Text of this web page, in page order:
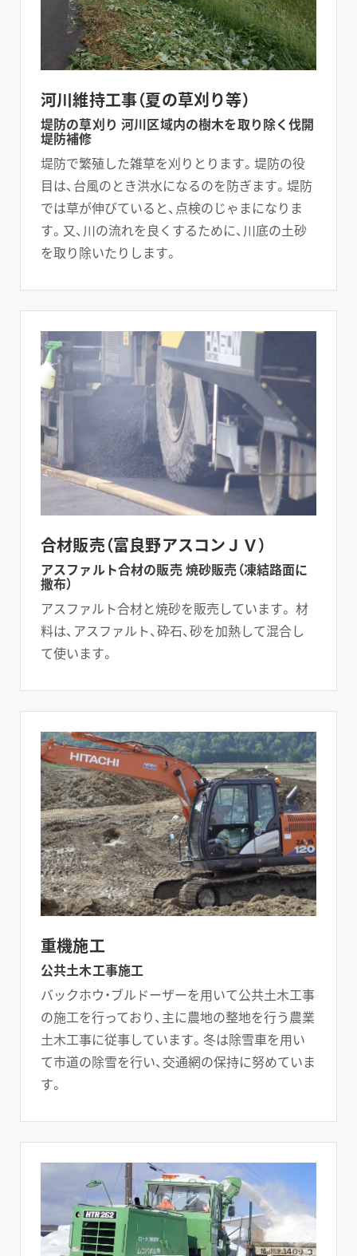
河川維持工事（夏の草刈り等）
堤防の草刈り 河川区域内の樹木を取り除く伐開
堤防補修
堤防で繁殖した雑草を刈りとります。堤防の役
目は、台風のとき洪水になるのを防ぎます。堤防
では草が伸びていると、点検のじゃまになりま
す。又、川の流れを良くするために、川底の土砂
を取り除いたりします。
合材販売（富良野アスコンＪＶ）
アスファルト合材の販売 焼砂販売（凍結路面に
撒布）
アスファルト合材と焼砂を販売しています。 材
料は、アスファルト、砕石、砂を加熱して混合し
て使います。
重機施工
公共土木工事施工
バックホウ・ブルドーザーを用いて公共土木工事
の施工を行っており、主に農地の整地を行う農業
土木工事に従事しています。冬は除雪車を用い
て市道の除雪を行い、交通網の保持に努めていま
す。